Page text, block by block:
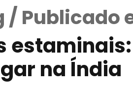
/ Publicado
na Índia